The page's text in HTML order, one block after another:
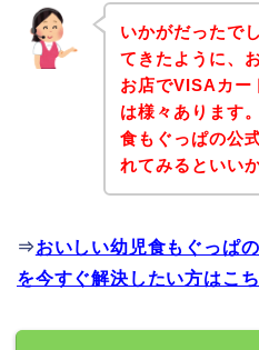
いかがだったで
てきたように、
お店でVISAカー
は様々あります
食もぐっぱの公
れてみるといい
⇒おいしい幼児食もぐっぱ
を今すぐ解決したい方はこ